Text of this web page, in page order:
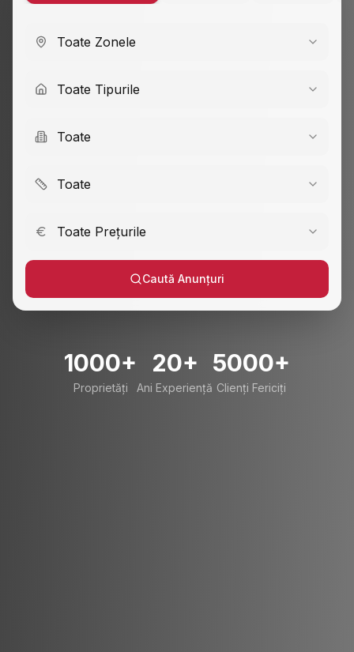
Toate Zonele
Toate Tipurile
Toate
Toate
Toate Prețurile
Caută Anunțuri
1000+
Proprietăți
20+
Ani Experiență
5000+
Clienți Fericiți